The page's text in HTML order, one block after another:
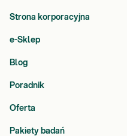
Strona korporacyjna
e-Sklep
Blog
Poradnik
Oferta
Pakiety badań